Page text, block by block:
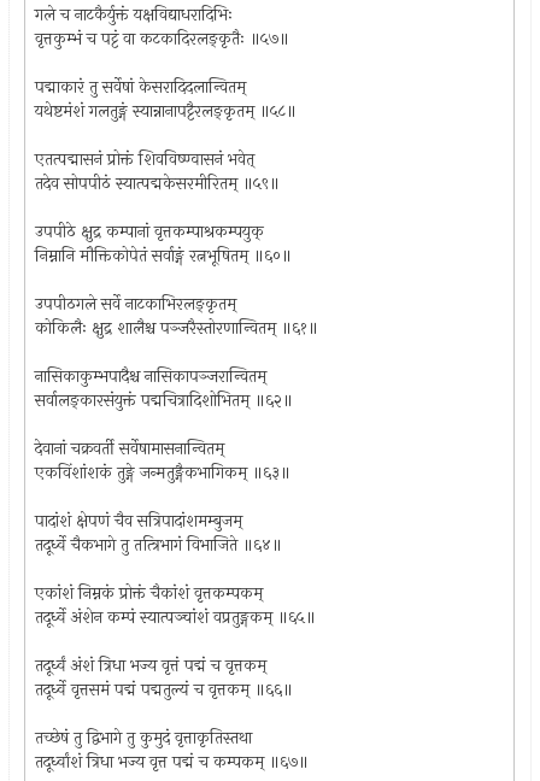
गले च नाटकैर्युक्तं यक्षविद्याधरादिभिः
वृत्तकुम्भं च पट्टं वा कटकादिरलङ्कृतैः ॥५७॥
पद्माकारं तु सर्वेषां केसरादिदलान्वितम्
यथेष्टमंशं गलतुङ्गं स्यान्नानापट्टैरलङ्कृतम् ॥५८॥
एतत्पद्मासनं प्रोक्तं शिवविष्ण्वासनं भवेत्
तदेव सोपपीठं स्यात्पद्मकेसरमीरितम् ॥५९॥
उपपीठे क्षुद्र कम्पानां वृत्तकम्पाश्रकम्पयुक्
निम्नानि मौक्तिकोपेतं सर्वाङ्गं रत्नभूषितम् ॥६०॥
उपपीठगले सर्वे नाटकाभिरलङ्कृतम्
कोकिलैः क्षुद्र शालैश्च पञ्जरैस्तोरणान्वितम् ॥६१॥
नासिकाकुम्भपादैश्च नासिकापञ्जरान्वितम्
सर्वालङ्कारसंयुक्तं पद्मचित्रादिशोभितम् ॥६२॥
देवानां चक्रवर्ती सर्वेषामासनान्वितम्
एकविंशांशकं तुङ्गे जन्मतुङ्गैकभागिकम् ॥६३॥
पादांशं क्षेपणं चैव सत्रिपादांशमम्बुजम्
तदूर्ध्वे चैकभागे तु तत्त्रिभागं विभाजिते ॥६४॥
एकांशं निम्नकं प्रोक्तं चैकांशं वृत्तकम्पकम्
तदूर्ध्वे अंशेन कम्पं स्यात्पञ्चांशं वप्रतुङ्गकम् ॥६५॥
तदूर्ध्वं अंशं त्रिधा भज्य वृत्तं पद्मं च वृत्तकम्
तदूर्ध्वे वृत्तसमं पद्मं पद्मतुल्यं च वृत्तकम् ॥६६॥
तच्छेषं तु द्विभागे तु कुमुदं वृत्ताकृतिस्तथा
तदूर्ध्वांशं त्रिधा भज्य वृत्त पद्मं च कम्पकम् ॥६७॥